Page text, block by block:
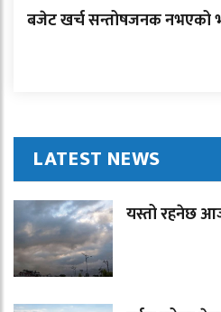
बजेट खर्च सन्तोषजनक नभएको
LATEST NEWS
यस्तो रहनेछ